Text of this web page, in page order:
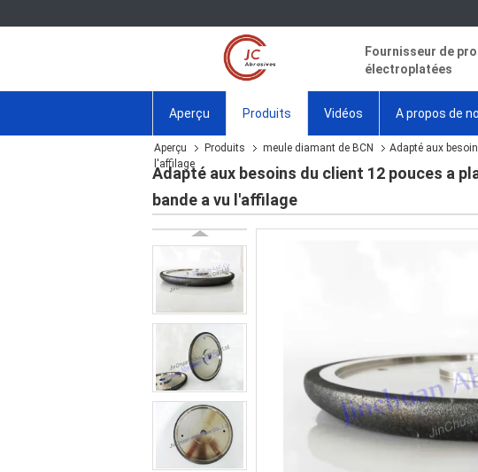
Fournisseur de
électroplatées
Aperçu Produits Vidéos A propos de
Aperçu Produits meule diamant de BCN
Adapté aux
l'affilage
Adapté aux besoins du client 12 pouces a
bande a vu l'affilage